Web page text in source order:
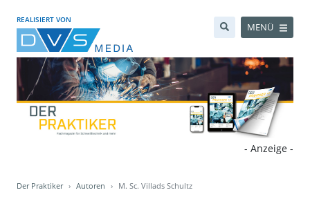
REALISIERT VON
MENÜ
- Anzeige -
Der Praktiker Autoren M. Sc. Villads Schultz